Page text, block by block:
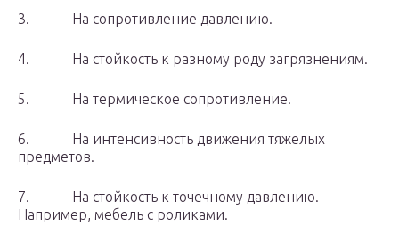
3. На сопротивление давлению.
4. На стойкость к разному роду загрязнениям.
5. На термическое сопротивление.
6. На интенсивность движения тяжелых
предметов.
7. На стойкость к точечному давлению.
Например, мебель с роликами.